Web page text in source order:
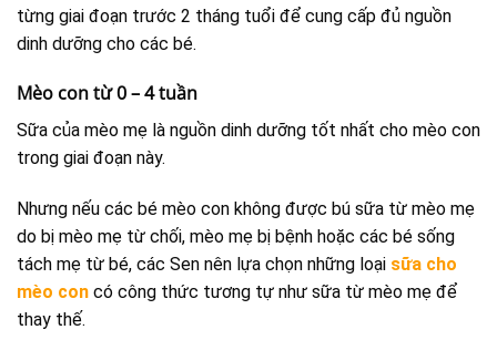
từng giai đoạn trước 2 tháng tuổi để cung cấp đủ nguồn
dinh dưỡng cho các bé.
Mèo con từ 0 – 4 tuần
Sữa của mèo mẹ là nguồn dinh dưỡng tốt nhất cho mèo con
trong giai đoạn này.
Nhưng nếu các bé mèo con không được bú sữa từ mèo mẹ
do bị mèo mẹ từ chối, mèo mẹ bị bệnh hoặc các bé sống
tách mẹ từ bé, các Sen nên lựa chọn những loại sữa cho
mèo con có công thức tương tự như sữa từ mèo mẹ để
thay thế.